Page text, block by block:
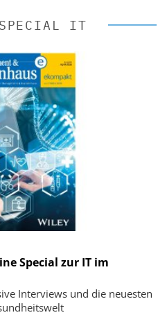
IT
Special zur IT im
Interviews und die neuesten